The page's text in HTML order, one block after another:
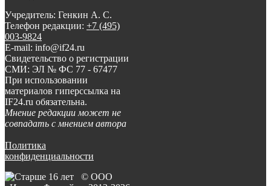
Учредитель: Генкин А. С.
Телефон редакции: +7 (495)
003-9824
E-mail: info@if24.ru
Свидетельство о регистрации
СМИ: ЭЛ № ФС 77 - 67477
При использовании
материалов гиперссылка на
IF24.ru обязательна.
Мнение редакции может не
совпадать с мнением автора
Политика
конфиденциальности
© ООО